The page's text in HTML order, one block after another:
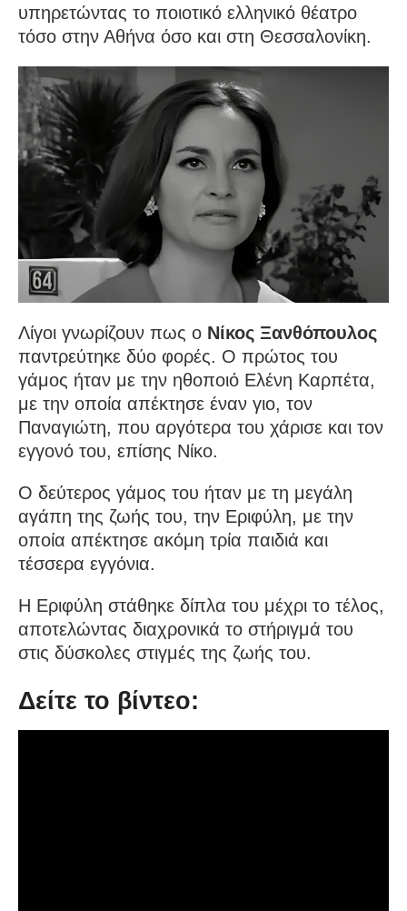
υπηρετώντας το ποιοτικό ελληνικό θέατρο
τόσο στην Αθήνα όσο και στη Θεσσαλονίκη.
Λίγοι γνωρίζουν πως ο Νίκος Ξανθόπουλος
παντρεύτηκε δύο φορές. Ο πρώτος του
γάμος ήταν με την ηθοποιό Ελένη Καρπέτα,
με την οποία απέκτησε έναν γιο, τον
Παναγιώτη, που αργότερα του χάρισε και τον
εγγονό του, επίσης Νίκο.
Ο δεύτερος γάμος του ήταν με τη μεγάλη
αγάπη της ζωής του, την Εριφύλη, με την
οποία απέκτησε ακόμη τρία παιδιά και
τέσσερα εγγόνια.
Η Εριφύλη στάθηκε δίπλα του μέχρι το τέλος,
αποτελώντας διαχρονικά το στήριγμά του
στις δύσκολες στιγμές της ζωής του.
Δείτε το βίντεο: